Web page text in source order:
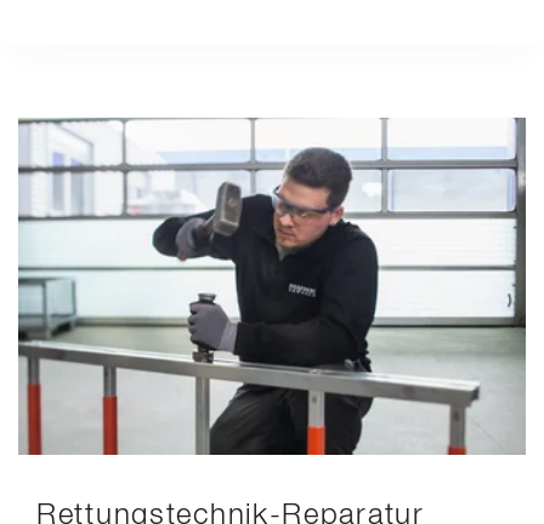
Rettungstechnik-Reparatur